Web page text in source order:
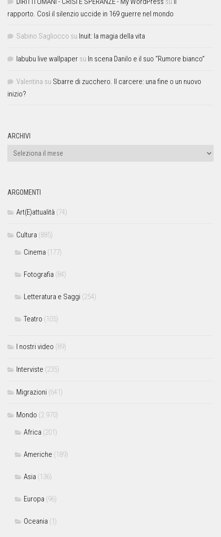
rapporto. Così il silenzio uccide in 169 guerre nel mondo
Sabino Sagliocco su Inuit: la magia della vita
labubu live wallpaper su In scena Danilo e il suo “Rumore bianco”
Valentina su Sbarre di zucchero. Il carcere: una fine o un nuovo
inizio?
ARCHIVI
ARGOMENTI
Art(E)attualità (74)
Cultura (885)
Cinema (177)
Fotografia (84)
Letteratura e Saggi (254)
Teatro (105)
I nostri video (89)
Interviste (235)
Migrazioni (641)
Mondo (2.970)
Africa (201)
Americhe (189)
Asia (136)
Europa (96)
Oceania (1)